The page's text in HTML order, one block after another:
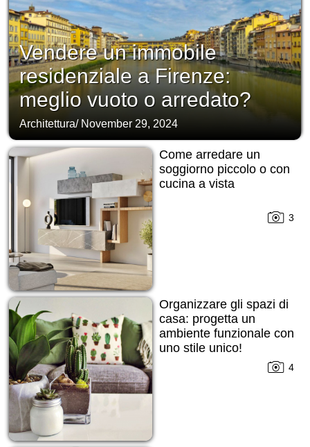
Vendere un immobile
residenziale a Firenze:
meglio vuoto o arredato?
Architettura/ November 29, 2024
Come arredare un
soggiorno piccolo o con
cucina a vista
3
Organizzare gli spazi di
casa: progetta un
ambiente funzionale con
uno stile unico!
4